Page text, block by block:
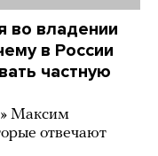
во владении
в России
частную
Максим
отвечают